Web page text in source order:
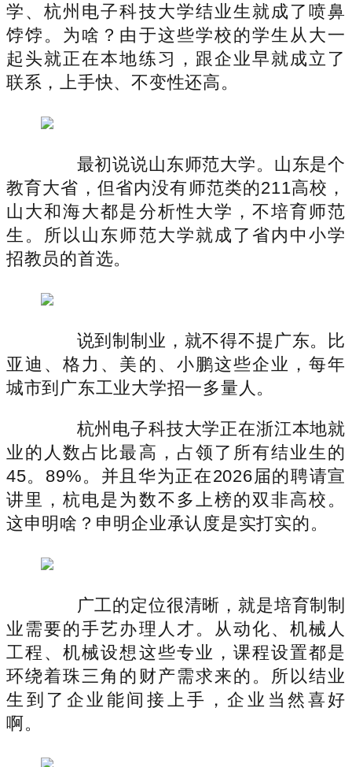
学、杭州电子科技大学结业生就成了喷鼻
饽饽。为啥？由于这些学校的学生从大一
起头就正在本地练习，跟企业早就成立了
联系，上手快、不变性还高。
最初说说山东师范大学。山东是个
教育大省，但省内没有师范类的211高校，
山大和海大都是分析性大学，不培育师范
生。所以山东师范大学就成了省内中小学
招教员的首选。
说到制制业，就不得不提广东。比
亚迪、格力、美的、小鹏这些企业，每年
城市到广东工业大学招一多量人。
杭州电子科技大学正在浙江本地就
业的人数占比最高，占领了所有结业生的
45。89%。并且华为正在2026届的聘请宣
讲里，杭电是为数不多上榜的双非高校。
这申明啥？申明企业承认度是实打实的。
广工的定位很清晰，就是培育制制
业需要的手艺办理人才。从动化、机械人
工程、机械设想这些专业，课程设置都是
环绕着珠三角的财产需求来的。所以结业
生到了企业能间接上手，企业当然喜好
啊。